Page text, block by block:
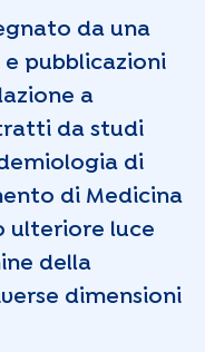
da una
pubblicazioni
a
da studi
di
di Medicina
ulteriore luce
della
dimensioni